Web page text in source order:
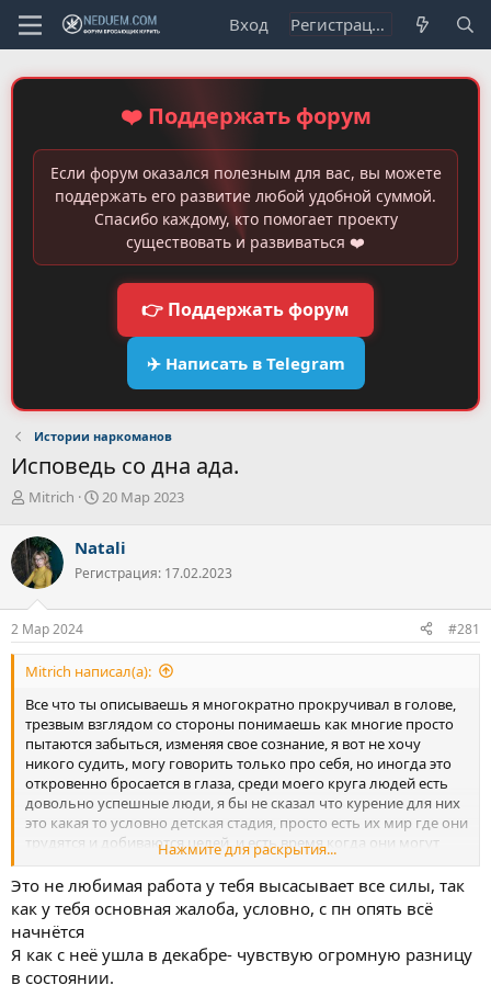
Вход Регистрация
❤️ Поддержать форум
Если форум оказался полезным для вас, вы можете
поддержать его развитие любой удобной суммой.
Спасибо каждому, кто помогает проекту
существовать и развиваться ❤️
👉 Поддержать форум
✈️ Написать в Telegram
Истории наркоманов
Исповедь со дна ада.
А
т
о
р
т
е
м
ы
Mitrich
Д
а
н
ч
л
а
20 Мар 2023
Natali
Регистрация: 17.02.2023
2 Мар 2024 #281
Mitrich написал(а):
Все что ты описываешь я многократно прокручивал в голове,
трезвым взглядом со стороны понимаешь как многие просто
пытаются забыться, изменяя свое сознание, я вот не хочу
никого судить, могу говорить только про себя, но иногда это
откровенно бросается в глаза, среди моего круга людей есть
довольно успешные люди, я бы не сказал что курение для них
это какая то условно детская стадия, просто есть их мир где они
трудятся и добиваются целей, и есть время когда они могут
расслабиться, переключиться от своих проблем и трудностей,
они не бегут в употребление при первом тяжелом моменте,
просто для отдыха это делают, есть, конечно, и те кто на
системе, про них даже нечего говорить, пока не признают свою
зависимость ничего не поменяется, но вот моя основная
проблема, что я не умею радоваться жизни, отвлекаться, у
меня сложилось в голове определенное понятие, что, меня
Нажмите для раскрытия...
Это не любимая работа у тебя высасывает все силы, так
как у тебя основная жалоба, условно, с пн опять всё
начнётся
Я как с неё ушла в декабре- чувствую огромную разницу
в состоянии.